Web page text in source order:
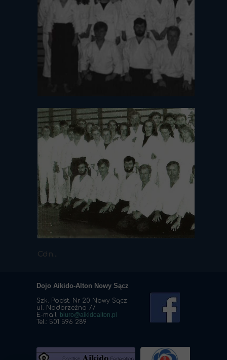
Dojo Aikido-Alton Nowy Sącz
Szk. Podst. Nr 20 Nowy Sącz
ul. Nadbrzeżna 77
E-mail: biuro@aikidoalton.pl
Tel.: 501 596 289
Cdn...